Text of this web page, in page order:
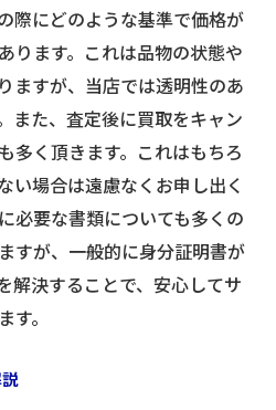
単な流れ
での具体的なプロセス
注意すべきポイント
な現金化の秘訣
めのチェックリスト
る現金化までのサポート
際にどのような基準で価格が
ります。これは品物の状態や
ますが、当店では透明性のあ
また、査定後に買取をキャン
多く頂きます。これはもちろ
い場合は遠慮なくお申し出く
必要な書類についても多くの
すが、一般的に身分証明書が
解決することで、安心してサ
。